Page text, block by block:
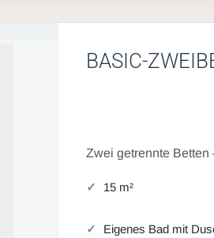
BASIC-
Zwei getrennte
15 m²
Eigenes Bad mit